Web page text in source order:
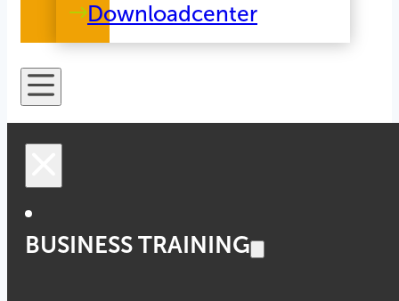
Downloadcenter
BUSINESS TRAINING